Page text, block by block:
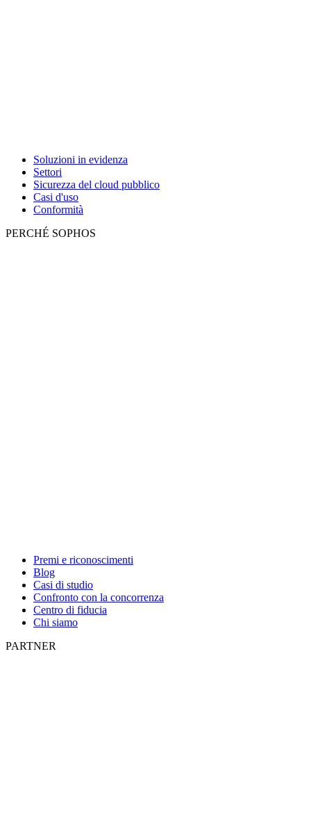
Soluzioni in evidenza
Settori
Sicurezza del cloud pubblico
Casi d'uso
Conformità
PERCHÉ SOPHOS
Premi e riconoscimenti
Blog
Casi di studio
Confronto con la concorrenza
Centro di fiducia
Chi siamo
PARTNER